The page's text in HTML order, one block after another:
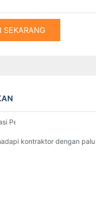
SEKARANG
Peralatan Pemancangan
kontraktor dengan